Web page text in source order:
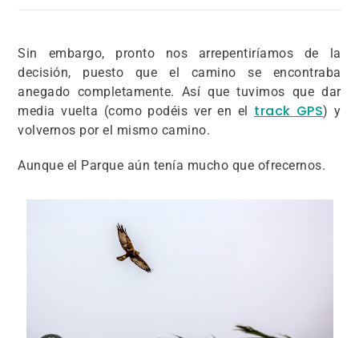
Sin embargo, pronto nos arrepentiríamos de la
decisión, puesto que el camino se encontraba
anegado completamente. Así que tuvimos que dar
media vuelta (como podéis ver en el track GPS) y
volvernos por el mismo camino.
Aunque el Parque aún tenía mucho que ofrecernos.